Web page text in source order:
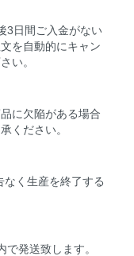
3日間ご入金がない
を自動的にキャン
い。
に欠陥がある場合
ください。
く生産を終了する
発送致します。